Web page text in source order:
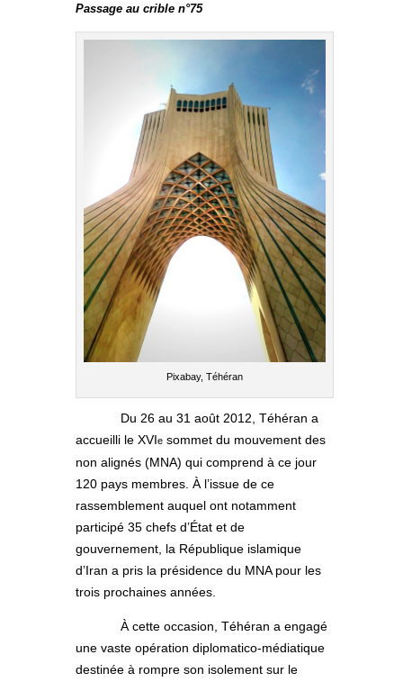
Passage au crible n°75
Pixabay, Téhéran
Du 26 au 31 août 2012, Téhéran a
accueilli le XVIe sommet du mouvement des
non alignés (MNA) qui comprend à ce jour
120 pays membres. À l’issue de ce
rassemblement auquel ont notamment
participé 35 chefs d’État et de
gouvernement, la République islamique
d’Iran a pris la présidence du MNA pour les
trois prochaines années.
À cette occasion, Téhéran a engagé
une vaste opération diplomatico-médiatique
destinée à rompre son isolement sur le